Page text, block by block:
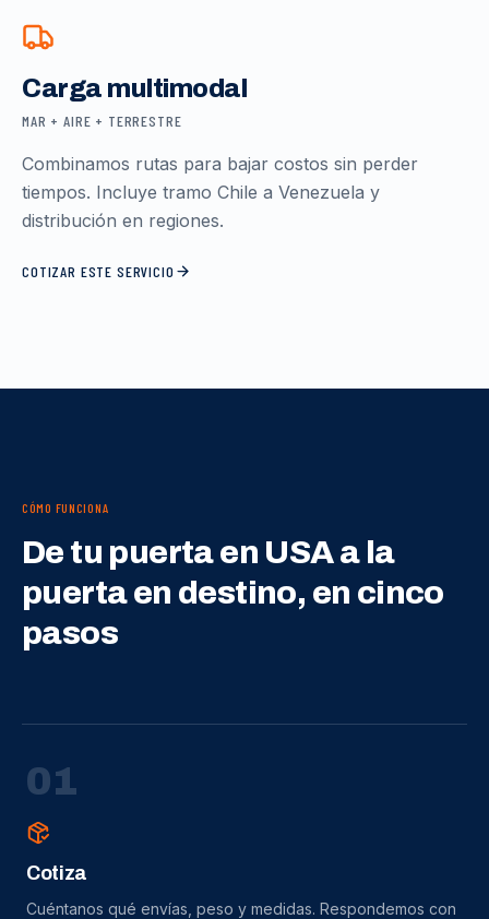
Carga multimodal
MAR + AIRE + TERRESTRE
Combinamos rutas para bajar costos sin perder
tiempos. Incluye tramo Chile a Venezuela y
distribución en regiones.
COTIZAR ESTE SERVICIO
CÓMO FUNCIONA
De tu puerta en USA a la
puerta en destino, en cinco
pasos
01
Cotiza
Cuéntanos qué envías, peso y medidas. Respondemos con